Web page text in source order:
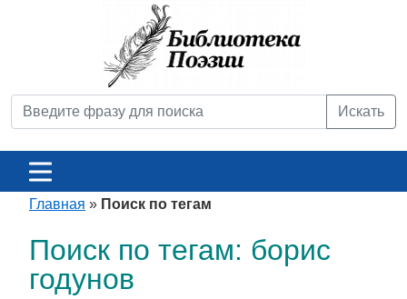
Искать
Главная » Поиск по тегам
Поиск по тегам: борис
годунов